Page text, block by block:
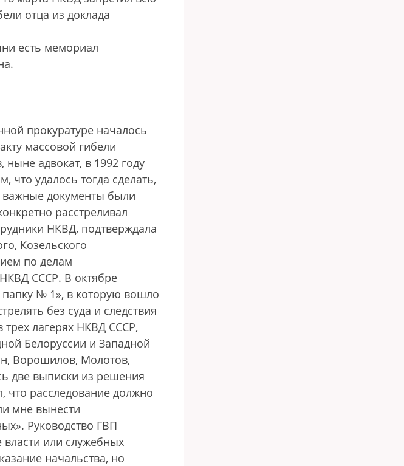
отца из доклада
есть мемориал
прокуратуре началось
массовой гибели
адвокат, в 1992 году
что удалось тогда сделать,
важные документы были
расстреливал
НКВД, подтверждала
Козельского
по делам
СССР. В октябре
№ 1», в которую вошло
без суда и следствия
лагерях НКВД СССР,
Белоруссии и Западной
Ворошилов, Молотов,
две выписки из решения
что расследование должно
мне вынести
Руководство ГВП
или служебных
начальства, но